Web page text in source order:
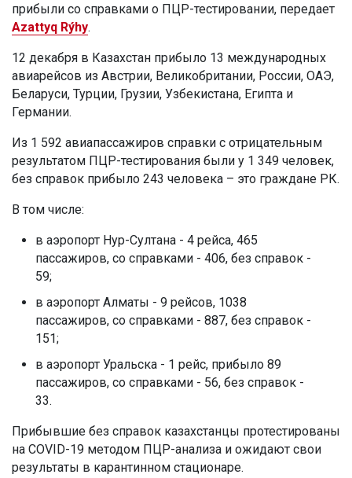
прибыли со справками о ПЦР-тестировании, передает
Azattyq Rýhy.
12 декабря в Казахстан прибыло 13 международных
авиарейсов из Австрии, Великобритании, России, ОАЭ,
Беларуси, Турции, Грузии, Узбекистана, Египта и
Германии.
Из 1 592 авиапассажиров справки с отрицательным
результатом ПЦР-тестирования были у 1 349 человек,
без справок прибыло 243 человека – это граждане РК.
В том числе:
в аэропорт Нур-Султана - 4 рейса, 465
пассажиров, со справками - 406, без справок -
59;
в аэропорт Алматы - 9 рейсов, 1038
пассажиров, со справками - 887, без справок -
151;
в аэропорт Уральска - 1 рейс, прибыло 89
пассажиров, со справками - 56, без справок -
33.
Прибывшие без справок казахстанцы протестированы
на COVID-19 методом ПЦР-анализа и ожидают свои
результаты в карантинном стационаре.